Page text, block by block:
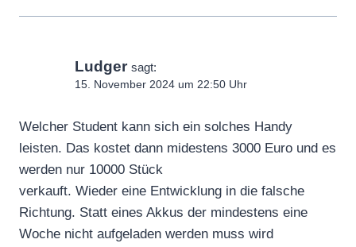
Ludger sagt:
15. November 2024 um 22:50 Uhr
Welcher Student kann sich ein solches Handy
leisten. Das kostet dann midestens 3000 Euro und es
werden nur 10000 Stück
verkauft. Wieder eine Entwicklung in die falsche
Richtung. Statt eines Akkus der mindestens eine
Woche nicht aufgeladen werden muss wird